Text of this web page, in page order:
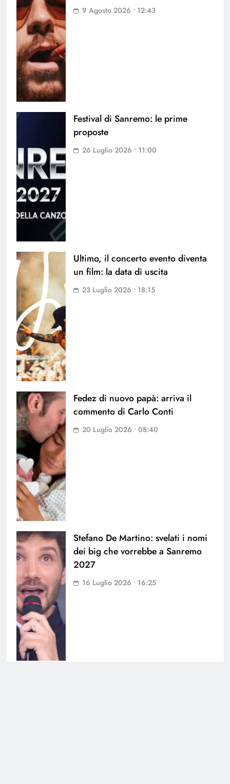
9 Agosto 2026 • 12:43
Festival di Sanremo: le prime
proposte
26 Luglio 2026 • 11:00
Ultimo, il concerto evento diventa
un film: la data di uscita
23 Luglio 2026 • 18:15
Fedez di nuovo papà: arriva il
commento di Carlo Conti
20 Luglio 2026 • 08:40
Stefano De Martino: svelati i nomi
dei big che vorrebbe a Sanremo
2027
16 Luglio 2026 • 16:25